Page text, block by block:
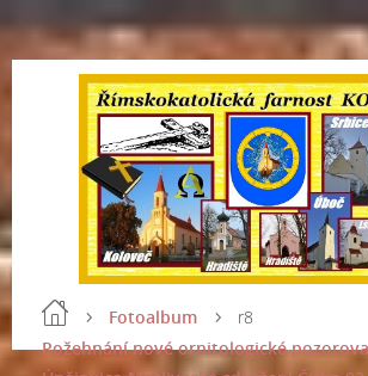
Fotoalbum
Požehnání nové ornitologické
r8